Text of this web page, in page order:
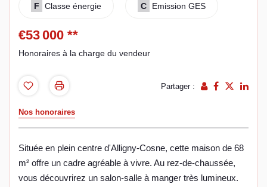
F Classe énergie C Emission GES
€53 000 **
Honoraires à la charge du vendeur
Partager :
Nos honoraires
Située en plein centre d'Alligny-Cosne, cette maison de 68
m² offre un cadre agréable à vivre. Au rez-de-chaussée,
vous découvrirez un salon-salle à manger très lumineux.